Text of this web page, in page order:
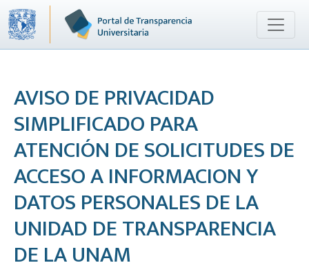
AVISO DE PRIVACIDAD
SIMPLIFICADO PARA
ATENCIÓN DE SOLICITUDES DE
ACCESO A INFORMACION Y
DATOS PERSONALES DE LA
UNIDAD DE TRANSPARENCIA
DE LA UNAM